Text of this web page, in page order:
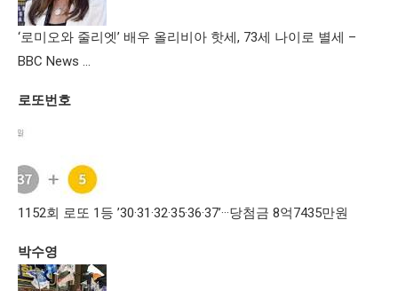
‘로미오와 줄리엣’ 배우 올리비아 핫세, 73세 나이로 별세 –
BBC News …
로또번호
1152회 로또 1등 ’30·31·32·35·36·37’···당첨금 8억7435만원
박수영